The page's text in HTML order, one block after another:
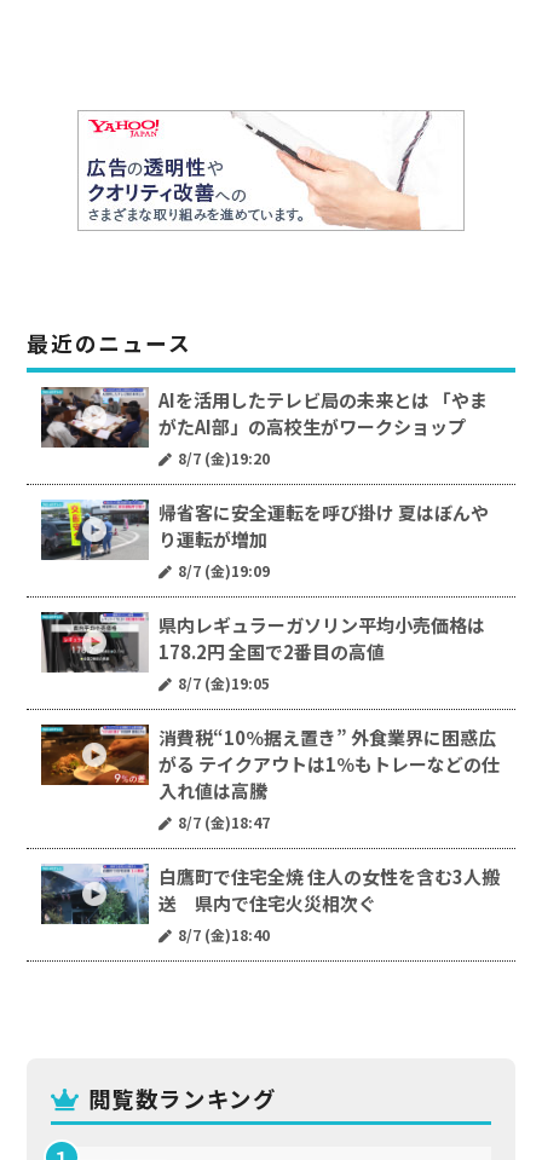
閲覧数ランキング
最近のニュース
AIを活用したテレビ局の未来とは 「やま
がたAI部」の高校生がワークショップ
8/7 (金)19:20
帰省客に安全運転を呼び掛け 夏はぼんや
り運転が増加
8/7 (金)19:09
県内レギュラーガソリン平均小売価格は
178.2円 全国で2番目の高値
8/7 (金)19:05
消費税“10％据え置き” 外食業界に困惑広
がる テイクアウトは1％もトレーなどの仕
入れ値は高騰
8/7 (金)18:47
白鷹町で住宅全焼 住人の女性を含む3人搬
送 県内で住宅火災相次ぐ
8/7 (金)18:40